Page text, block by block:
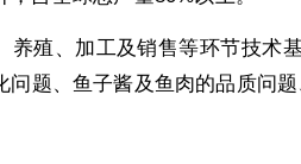
养殖、加工及销售等环节技术
问题、鱼子酱及鱼肉的品质问